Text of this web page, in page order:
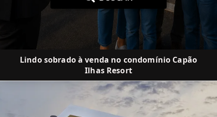
Lindo sobrado à venda no condomínio Capão
Ilhas Resort